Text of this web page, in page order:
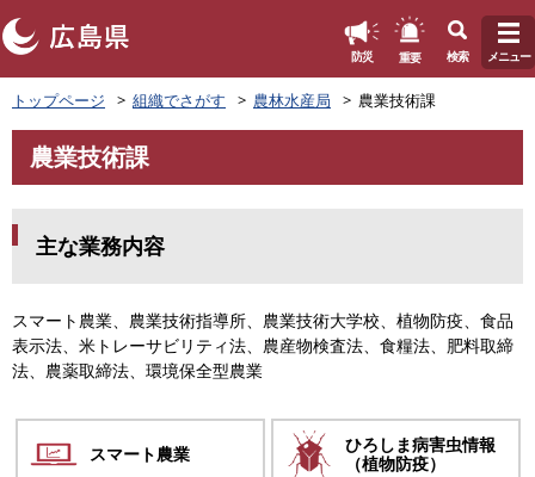
ペ
ー
ジ
先
防災 重要 検索 メニュー
トップページ 組織でさがす 農林水産局 農業技術課
文
農業技術課
主な業務内容
スマート農業、農業技術指導所、農業技術大学校、植物防疫、食品
表示法、米トレーサビリティ法、農産物検査法、食糧法、肥料取締
法、農薬取締法、環境保全型農業
スマート農業
ひろしま病害虫情報
（植物防疫）